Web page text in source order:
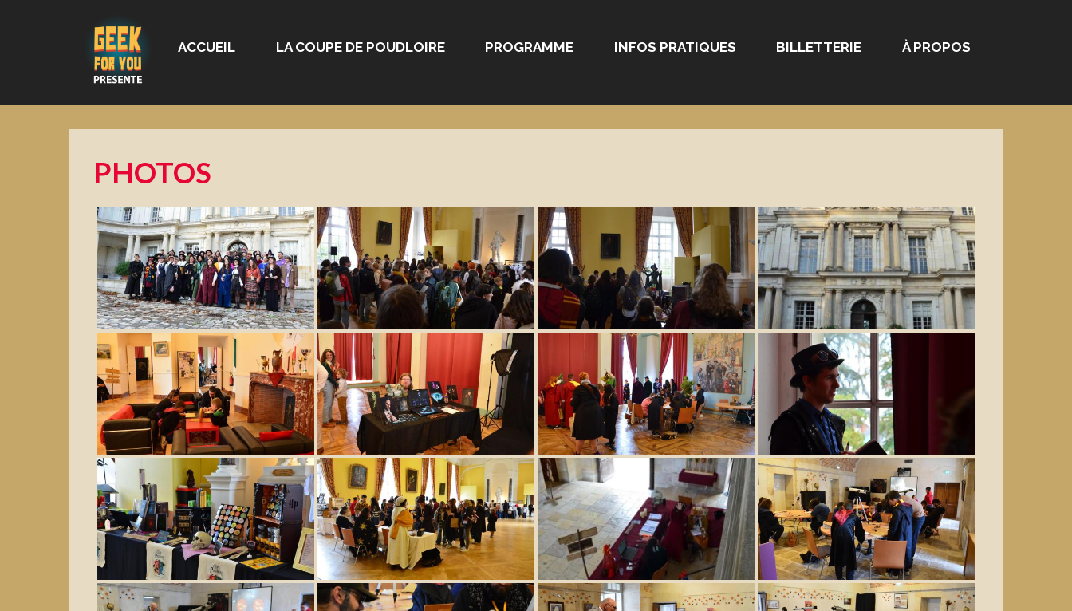
ACCUEIL LA COUPE DE POUDLOIRE PROGRAMME INFOS PRATIQUES BILLETTERIE À PROPOS
PHOTOS